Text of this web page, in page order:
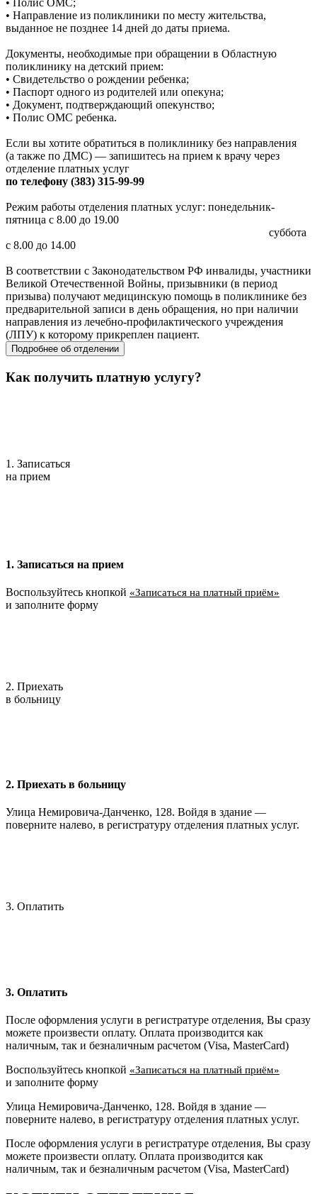
• Полис ОМС;
• Направление из поликлиники по месту жительства,
выданное не позднее 14 дней до даты приема.
Документы, необходимые при обращении в Областную
поликлинику на детский прием:
• Свидетельство о рождении ребенка;
• Паспорт одного из родителей или опекуна;
• Документ, подтверждающий опекунство;
• Полис ОМС ребенка.
Если вы хотите обратиться в поликлинику без направления
(а также по ДМС) — запишитесь на прием к врачу через
отделение платных услуг
по телефону (383) 315-99-99
Режим работы отделения платных услуг: понедельник-
пятница с 8.00 до 19.00
суббота
с 8.00 до 14.00
В соответствии с Законодательством РФ инвалиды, участники
Великой Отечественной Войны, призывники (в период
призыва) получают медицинскую помощь в поликлинике без
предварительной записи в день обращения, но при наличии
направления из лечебно-профилактического учреждения
(ЛПУ) к которому прикреплен пациент.
Подробнее об отделении
Как получить платную услугу?
1. Записаться
на прием
1. Записаться на прием
Воспользуйтесь кнопкой «Записаться на платный приём»
и заполните форму
2. Приехать
в больницу
2. Приехать в больницу
Улица Немировича-Данченко, 128. Войдя в здание —
поверните налево, в регистратуру отделения платных услуг.
3. Оплатить
3. Оплатить
После оформления услуги в регистратуре отделения, Вы сразу
можете произвести оплату. Оплата производится как
наличным, так и безналичным расчетом (Visa, MasterCard)
Воспользуйтесь кнопкой «Записаться на платный приём»
и заполните форму
Улица Немировича-Данченко, 128. Войдя в здание —
поверните налево, в регистратуру отделения платных услуг.
После оформления услуги в регистратуре отделения, Вы сразу
можете произвести оплату. Оплата производится как
наличным, так и безналичным расчетом (Visa, MasterCard)